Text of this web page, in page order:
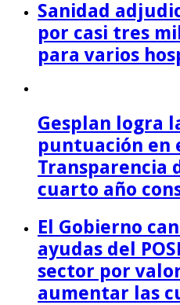
Sanidad
por casi tres
para varios
Gesplan logra
puntuación en
Transparencia
cuarto año
El Gobierno
ayudas del
sector por
aumentar las